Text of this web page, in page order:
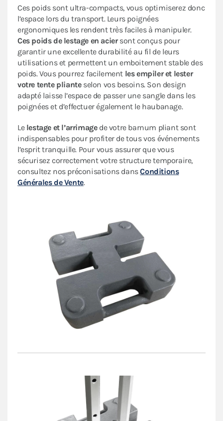
Ces poids sont ultra-compacts, vous optimiserez donc
l’espace lors du transport. Leurs poignées
ergonomiques les rendent très faciles à manipuler.
Ces poids de lestage en aciersont conçus pour
garantir une excellente durabilité au fil de leurs
utilisations et permettent un emboitement stable des
poids. Vous pourrez facilement les empiler et lester
votre tente plianteselon vos besoins. Son design
adapté laisse l’espace de passer une sangle dans les
poignées et d’effectuer également le haubanage.
Lelestage et l’arrimagede votre barnum pliant sont
indispensables pour profiter de tous vos événements
l’esprit tranquille. Pour vous assurer que vous
sécurisez correctement votre structure temporaire,
consultez nos préconisations dansConditions
Générales de Vente.